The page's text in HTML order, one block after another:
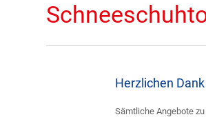
Herzlichen
Sämtliche Angebote